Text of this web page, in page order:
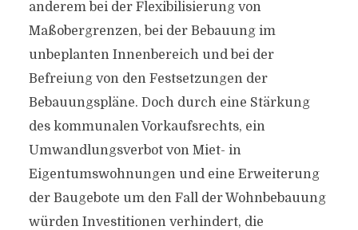
anderem bei der Flexibilisierung von
Maßobergrenzen, bei der Bebauung im
unbeplanten Innenbereich und bei der
Befreiung von den Festsetzungen der
Bebauungspläne. Doch durch eine Stärkung
des kommunalen Vorkaufsrechts, ein
Umwandlungsverbot von Miet- in
Eigentumswohnungen und eine Erweiterung
der Baugebote um den Fall der Wohnbebauung
würden Investitionen verhindert, die